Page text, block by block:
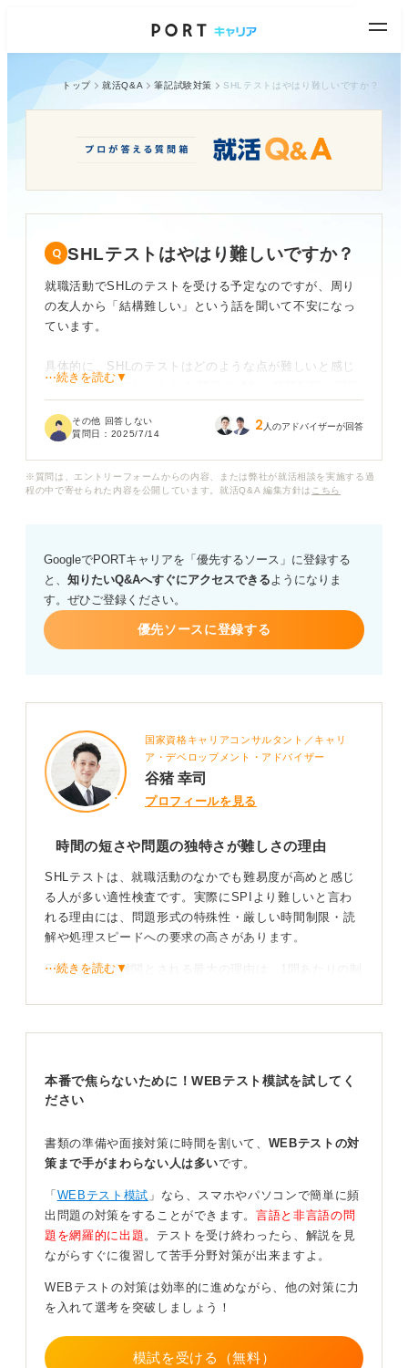
トップ 就活Q&A 筆記試験対策 SHLテストはやはり難しいですか？
SHLテストはやはり難しいですか？
就職活動でSHLのテストを受ける予定なのですが、周り
の友人から「結構難しい」という話を聞いて不安になっ
ています。
具体的に、SHLのテストはどのような点が難しいと感じ
る人が多いのでしょうか？ 問題の傾向、時間制限、問題
きたいです。また、実際に受験された方が、どのように
専門家の方から、SHLテスト対策のポイントや、難易度
⋯続きを読む▼
その他 回答しない
質問日： 2025/7/14 2 人のアドバイザーが回答
※質問は、エントリーフォームからの内容、または弊社が就活相談を実施する過
程の中で寄せられた内容を公開しています。就活Q&A 編集方針は こちら
GoogleでPORTキャリアを「優先するソース」に登録する
と、 知りたいQ&Aへすぐにアクセスできるようになりま
す。ぜひご登録ください。
優先ソースに登録する
国家資格キャリアコンサルタント／キャリ
ア・デベロップメント・アドバイザー
谷猪 幸司
プロフィールを見る
時間の短さや問題の独特さが難しさの理由
SHLテストは、就職活動のなかでも難易度が高めと感じ
る人が多い適性検査です。実際にSPIより難しいと言わ
れる理由には、問題形式の特殊性・厳しい時間制限・読
解や処理スピードへの要求の高さがあります。
SHLテストが難関とされる最大の理由は、1問あたりの制
なる点です。さらに、問題文が長く、選択肢も似た内容
また、出題形式に慣れていないとルールの理解に時間を
取られ、戸惑いやすいというのも大きな要因です。SPI
ースも多く見られます。
加えて、試験全体の制限時間が約30分と短いことや、問
題の把握そのものが難しいことも、難易度を高くしてい
る理由の一つです。
制限時間と形式に慣れることが突破の第一歩
繰り返し問題を解くことが、SHLテスト攻略の一番の近
使用するなどして時間に慣れることが重要だと言えま
す。
⋯続きを読む▼
本番で焦らないために！WEBテスト模試を試してく
ださい
書類の準備や面接対策に時間を割いて、 WEBテストの対
策まで手がまわらない人は多いです。
「 WEBテスト模試 」なら、スマホやパソコンで簡単に頻
出問題の対策をすることができます。言語と非言語の問
題を網羅的に出題 。テストを受け終わったら、解説を見
ながらすぐに復習して苦手分野対策が出来ますよ。
WEBテストの対策は効率的に進めながら、他の対策に力
を入れて選考を突破しましょう！
模試を受ける（無料）